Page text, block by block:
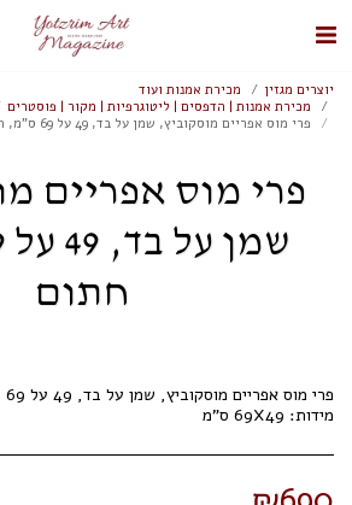
יוצרים מגזין
מכירת אמנות ועוד
מכירת אמנות | הדפסים | ליטוגרפיות | מקור | פוסטרים
פרי מוס אפריים מוסקוביץ, שמן על בד, 49 על 69 ס"מ, חתום
פרי מוס אפריים
חתום
מידות: 69X49 ס"מ